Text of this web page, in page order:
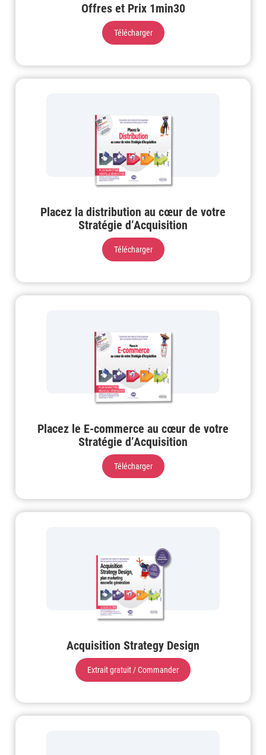
Offres et Prix 1min30
Télécharger
Placez la distribution au cœur de votre
Stratégie d’Acquisition
Télécharger
Placez le E-commerce au cœur de votre
Stratégie d’Acquisition
Télécharger
Acquisition Strategy Design
Extrait gratuit / Commander